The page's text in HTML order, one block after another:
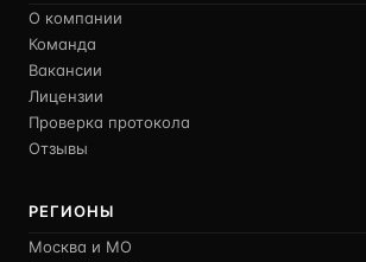
О компании
Команда
Вакансии
Лицензии
Проверка протокола
Отзывы
РЕГИОНЫ
Москва и МО